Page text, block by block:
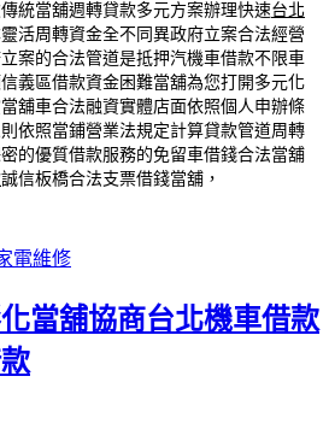
統當舖週轉貸款多元方案辦理快速台北
活周轉資金全不同異政府立案合法經營
案的合法管道是抵押汽機車借款不限車
義區借款資金困難當舖為您打開多元化
舖車合法融資實體店面依照個人申辦條
依照當鋪營業法規定計算貸款管道周轉
的優質借款服務的免留車借錢合法當舖
誠信板橋合法支票借錢當舖，
電維修
當舖協商台北機車借款